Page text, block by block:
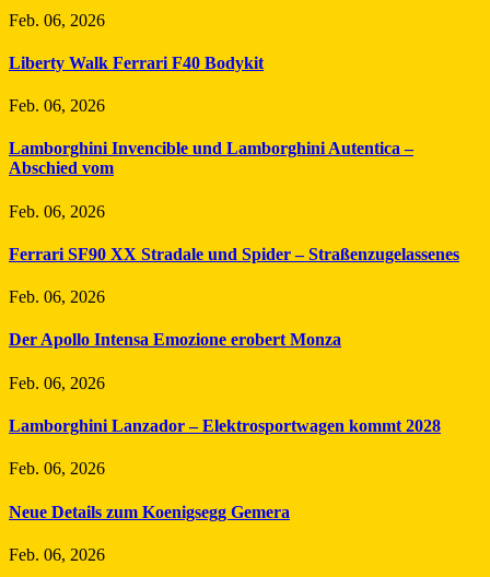
Feb. 06, 2026
Liberty Walk Ferrari F40 Bodykit
Feb. 06, 2026
Lamborghini Invencible und Lamborghini Autentica –
Abschied vom
Feb. 06, 2026
Ferrari SF90 XX Stradale und Spider – Straßenzugelassenes
Feb. 06, 2026
Der Apollo Intensa Emozione erobert Monza
Feb. 06, 2026
Lamborghini Lanzador – Elektrosportwagen kommt 2028
Feb. 06, 2026
Neue Details zum Koenigsegg Gemera
Feb. 06, 2026